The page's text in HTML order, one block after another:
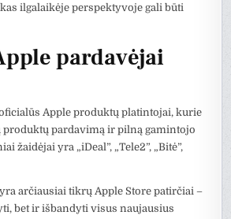
ilgalaikėje perspektyvoje gali būti
pardavėjai
Apple produktų platintojai, kurie
pardavimą ir pilną gamintojo
žaidėjai yra „iDeal”, „Tele2”, „Bitė”,
arčiausiai tikrų Apple Store patirčiai –
bet ir išbandyti visus naujausius